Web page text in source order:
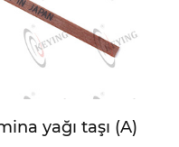
yağı taşı (A)